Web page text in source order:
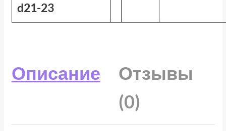
d21-23
Описание
Отзывы
(0)